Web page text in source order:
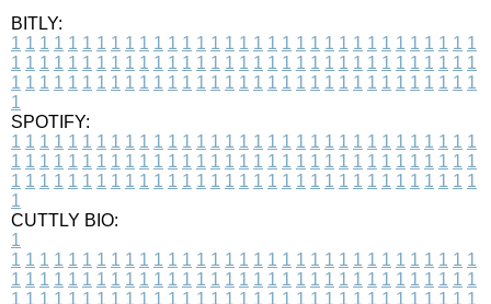
BITLY:
1 1 1 1 1 1 1 1 1 1 1 1 1 1 1 1 1 1 1 1 1 1 1 1 1 1 1 1 1 1 1 1 1
1 1 1 1 1 1 1 1 1 1 1 1 1 1 1 1 1 1 1 1 1 1 1 1 1 1 1 1 1 1 1 1 1
1 1 1 1 1 1 1 1 1 1 1 1 1 1 1 1 1 1 1 1 1 1 1 1 1 1 1 1 1 1 1 1 1
1
SPOTIFY:
1 1 1 1 1 1 1 1 1 1 1 1 1 1 1 1 1 1 1 1 1 1 1 1 1 1 1 1 1 1 1 1 1
1 1 1 1 1 1 1 1 1 1 1 1 1 1 1 1 1 1 1 1 1 1 1 1 1 1 1 1 1 1 1 1 1
1 1 1 1 1 1 1 1 1 1 1 1 1 1 1 1 1 1 1 1 1 1 1 1 1 1 1 1 1 1 1 1 1
1
CUTTLY BIO:
1
1 1 1 1 1 1 1 1 1 1 1 1 1 1 1 1 1 1 1 1 1 1 1 1 1 1 1 1 1 1 1 1 1
1 1 1 1 1 1 1 1 1 1 1 1 1 1 1 1 1 1 1 1 1 1 1 1 1 1 1 1 1 1 1 1 1
1 1 1 1 1 1 1 1 1 1 1 1 1 1 1 1 1 1 1 1 1 1 1 1 1 1 1 1 1 1 1 1 1